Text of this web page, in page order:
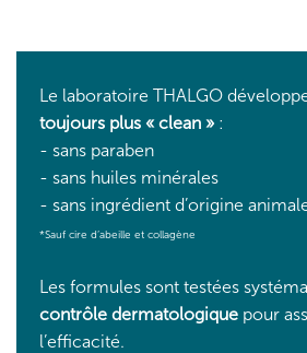
Le laboratoire THALGO
toujours plus « clean » :
- sans paraben
- sans huiles minérales
- sans ingrédient d’origine
*Sauf cire d’abeille et collagène
Les formules sont testées
contrôle dermatologique pour
l’efficacité.